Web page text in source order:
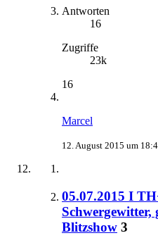
Antworten
16
Zugriffe
23k
16
Marcel
12. August 2015 um
05.07.2015 I
Schwergewitter,
Blitzshow 3